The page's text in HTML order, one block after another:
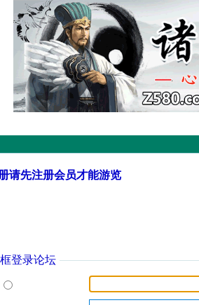
请先注册会员才能游览
登录论坛